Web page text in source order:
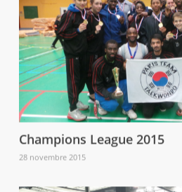
Champions League 2015
28 novembre 2015